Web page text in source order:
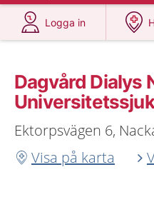
Logga in
på 1177.se
Dagvård Dialys
Ektorpsvägen 6,
Visa på karta